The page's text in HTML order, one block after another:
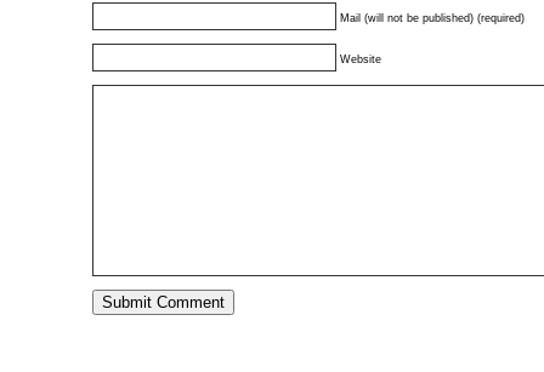
Mail (will not be published) (required)
Website